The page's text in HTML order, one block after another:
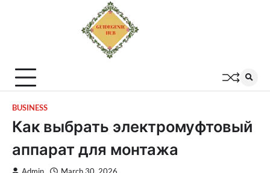
BUSINESS
Как выбрать электромуфтовый
аппарат для монтажа